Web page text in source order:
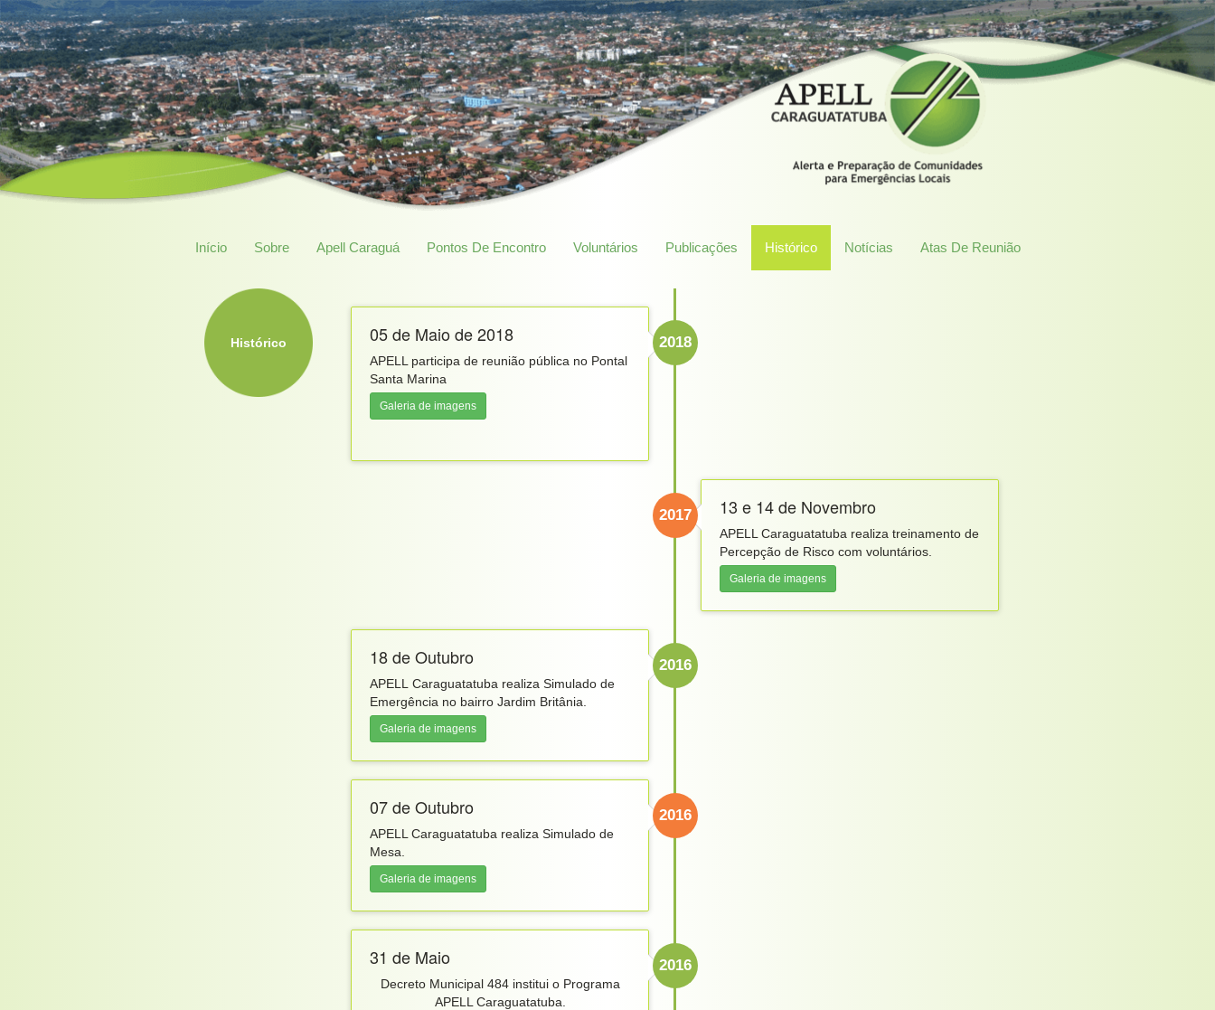
Início Sobre Apell Caraguá Pontos De Encontro Voluntários Publicações Histórico Notícias Atas De Reunião
Histórico 2018
05 de Maio de 2018
APELL participa de reunião pública no Pontal
Santa Marina
Galeria de imagens
2017 13 e 14 de Novembro
APELL Caraguatatuba realiza treinamento de
Percepção de Risco com voluntários.
Galeria de imagens
2016
18 de Outubro
APELL Caraguatatuba realiza Simulado de
Emergência no bairro Jardim Britânia.
Galeria de imagens
2016
07 de Outubro
APELL Caraguatatuba realiza Simulado de
Mesa.
Galeria de imagens
2016
31 de Maio
Decreto Municipal 484 institui o Programa
APELL Caraguatatuba.